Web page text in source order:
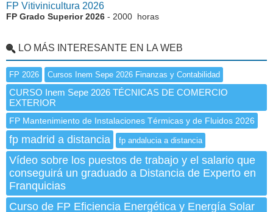
FP Vitivinicultura 2026
FP Grado Superior 2026 - 2000 horas
LO MÁS INTERESANTE EN LA WEB
FP 2026 Cursos Inem Sepe 2026 Finanzas y Contabilidad
CURSO Inem Sepe 2026 TÉCNICAS DE COMERCIO
EXTERIOR
FP Mantenimiento de Instalaciones Térmicas y de Fluidos 2026
fp madrid a distancia fp andalucia a distancia
Vídeo sobre los puestos de trabajo y el salario que
conseguirá un graduado a Distancia de Experto en
Franquicias
Curso de FP Eficiencia Energética y Energía Solar